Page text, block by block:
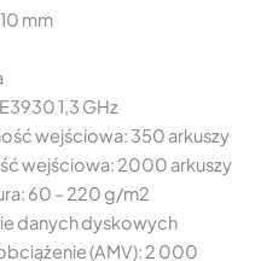
mm
1,3 GHz
wejściowa: 350 arkuszy
wejściowa: 2000 arkuszy
60 – 220 g/m2
danych dyskowych
(AMV): 2 000